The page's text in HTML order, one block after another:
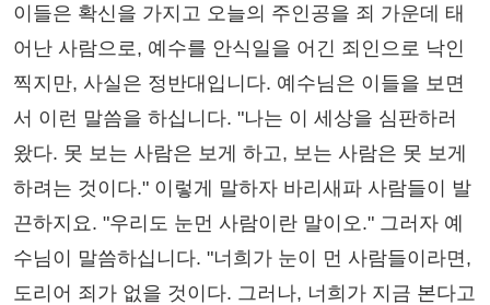
이들은 확신을 가지고 오늘의 주인공을 죄 가운데 태
어난 사람으로, 예수를 안식일을 어긴 죄인으로 낙인
찍지만, 사실은 정반대입니다. 예수님은 이들을 보면
서 이런 말씀을 하십니다. "나는 이 세상을 심판하러
왔다. 못 보는 사람은 보게 하고, 보는 사람은 못 보게
하려는 것이다." 이렇게 말하자 바리새파 사람들이 발
끈하지요. "우리도 눈먼 사람이란 말이오." 그러자 예
수님이 말씀하십니다. "너희가 눈이 먼 사람들이라면,
도리어 죄가 없을 것이다. 그러나, 너희가 지금 본다고